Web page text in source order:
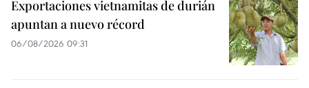
Exportaciones vietnamitas de durián
apuntan a nuevo récord
06/08/2026 09:31